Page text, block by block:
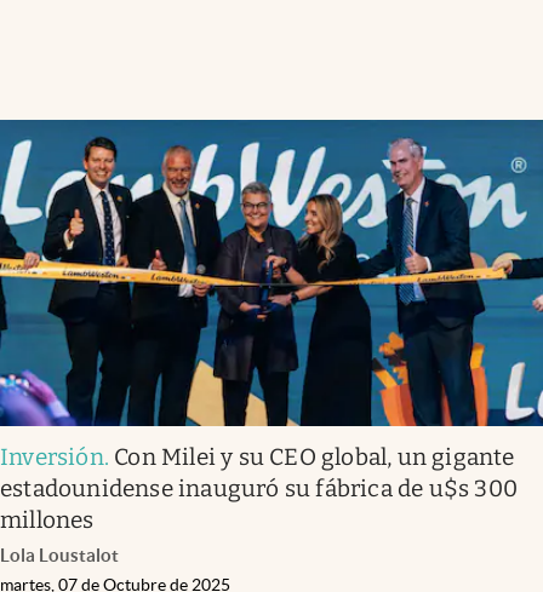
Inversión. Con Milei y su CEO global, un gigante
estadounidense inauguró su fábrica de u$s 300
millones
Lola Loustalot
martes, 07 de Octubre de 2025